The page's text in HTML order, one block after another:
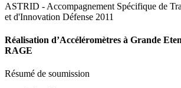
ASTRID - Accompagnement Spécifique de
et d'Innovation Défense 2011
Réalisation d’Accéléromètres à Grande
RAGE
Résumé de soumission